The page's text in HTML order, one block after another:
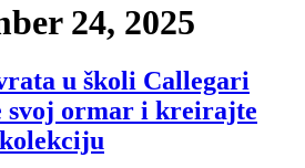
24, 2025
u školi Callegari
svoj ormar i kreirajte